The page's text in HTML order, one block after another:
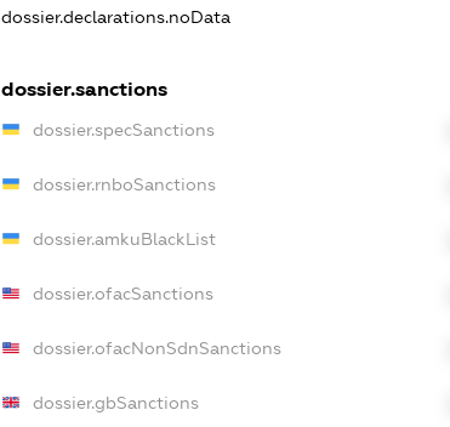
dossier.declarations.noData
dossier.sanctions
dossier.specSanctions
dossier.rnboSanctions
dossier.amkuBlackList
dossier.ofacSanctions
dossier.ofacNonSdnSanctions
dossier.gbSanctions